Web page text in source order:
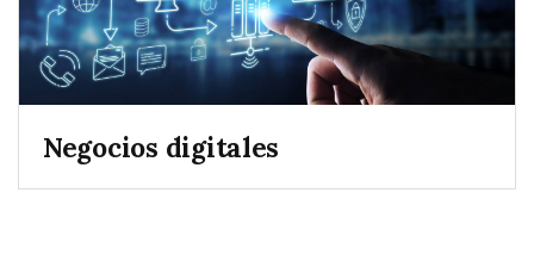
Negocios digitales